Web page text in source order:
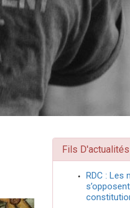
Fils D'actualités
RDC : Les